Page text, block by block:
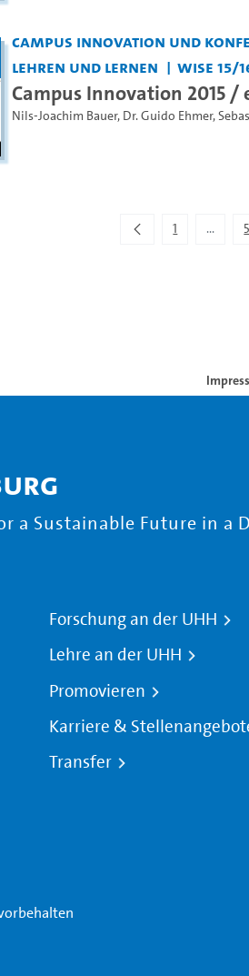
Campus Innovation und
Lehren und Lernen
WiSe 15/
Campus Innovation 2015 /
Nils-Joachim Bauer, Dr. Guido Ehmer,
1 ...
a Sustainable Future in a
Forschung an der UHH
Lehre an der UHH
Promovieren
Karriere &
Transfer